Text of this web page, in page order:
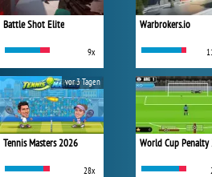
Battle Shot Elite
9x
Tennis Masters 2026
28x
vor 3 Tagen
Warbrokers.io
World Cup